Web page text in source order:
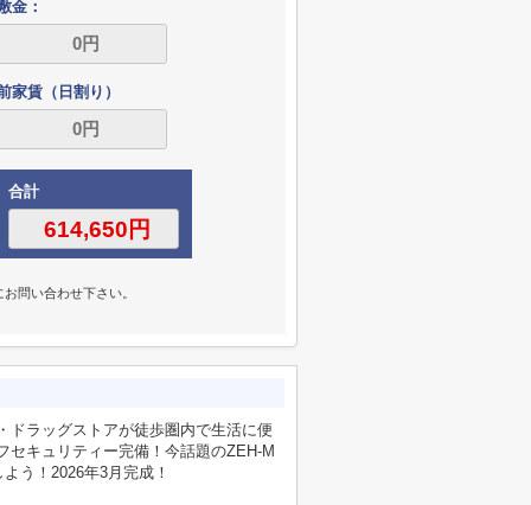
金：
家賃（日割り）
合計
問い合わせ下さい。
ラッグストアが徒歩圏内で生活に便
キュリティー完備！今話題のZEH-M
う！2026年3月完成！